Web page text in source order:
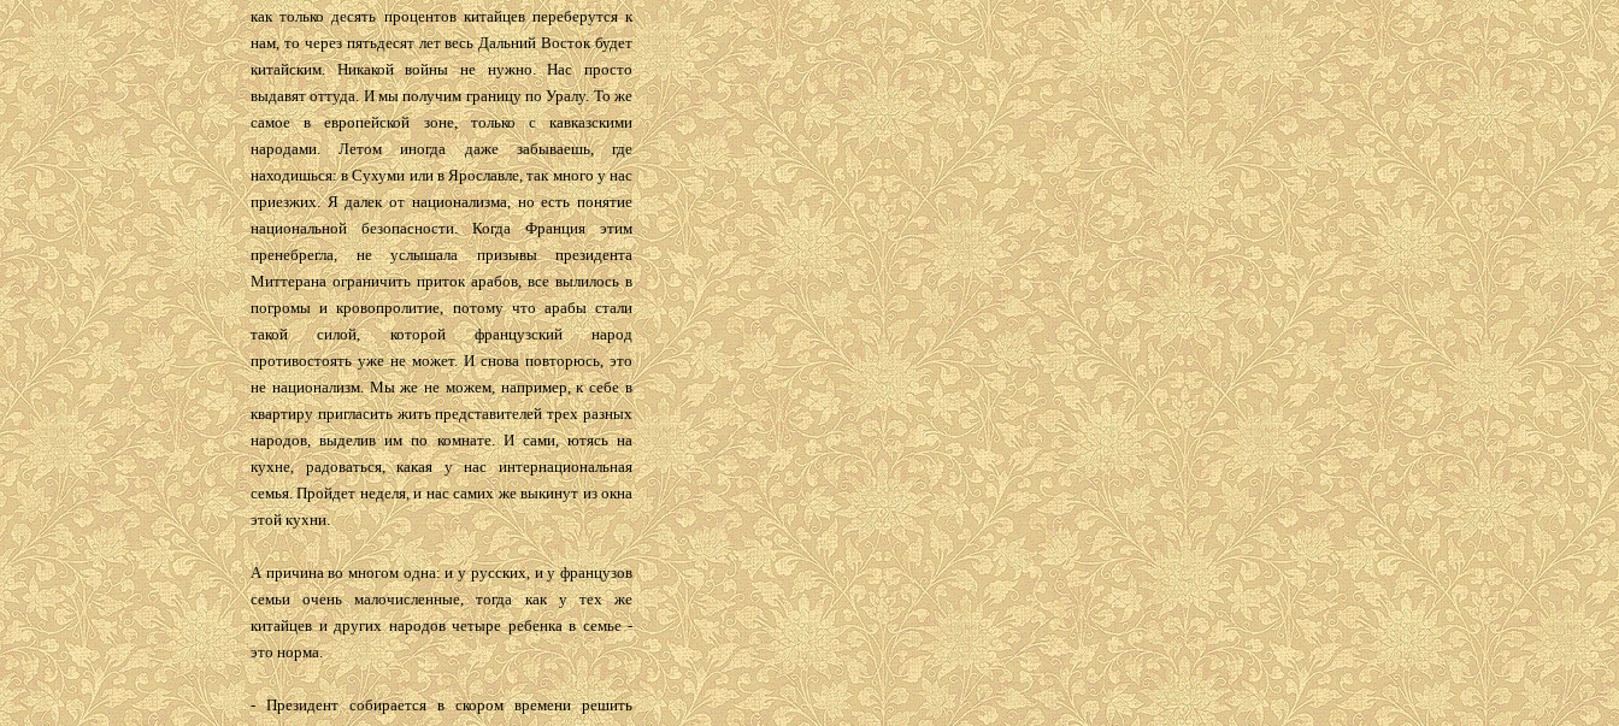
как только десять процентов китайцев переберутся к
нам, то через пятьдесят лет весь Дальний Восток будет
китайским. Никакой войны не нужно. Нас просто
выдавят оттуда. И мы получим границу по Уралу. То же
самое в европейской зоне, только с кавказскими
народами. Летом иногда даже забываешь, где
находишься: в Сухуми или в Ярославле, так много у нас
приезжих. Я далек от национализма, но есть понятие
национальной безопасности. Когда Франция этим
пренебрегла, не услышала призывы президента
Миттерана ограничить приток арабов, все вылилось в
погромы и кровопролитие, потому что арабы стали
такой силой, которой французский народ
противостоять уже не может. И снова повторюсь, это
не национализм. Мы же не можем, например, к себе в
квартиру пригласить жить представителей трех разных
народов, выделив им по комнате. И сами, ютясь на
кухне, радоваться, какая у нас интернациональная
семья. Пройдет неделя, и нас самих же выкинут из окна
этой кухни.
А причина во многом одна: и у русских, и у французов
семьи очень малочисленные, тогда как у тех же
китайцев и других народов четыре ребенка в семье -
это норма.
- Президент собирается в скором времени решить